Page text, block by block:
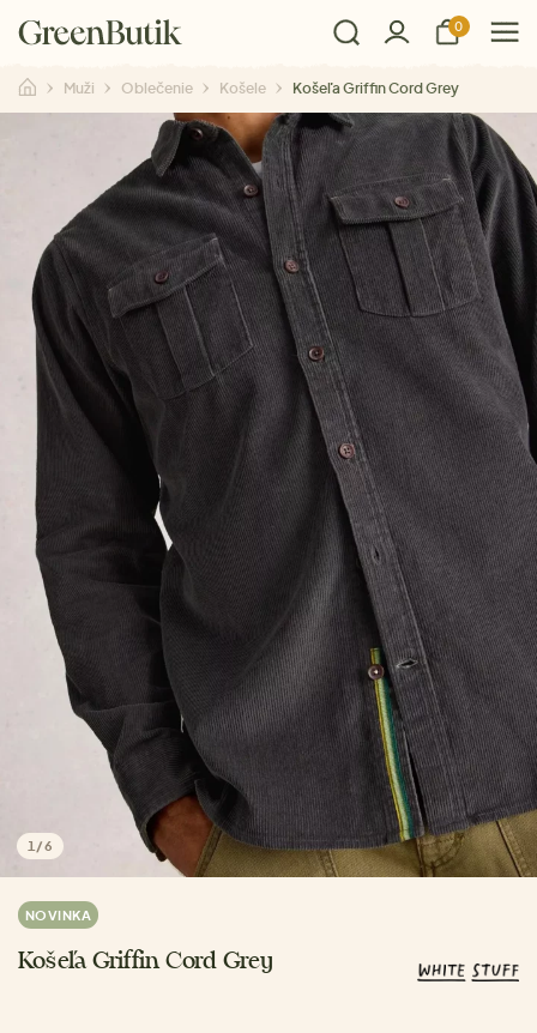
0
Muži Oblečenie Košele Košeľa Griffin Cord Grey
1 /6
NOVINKA
Košeľa Griffin Cord Grey